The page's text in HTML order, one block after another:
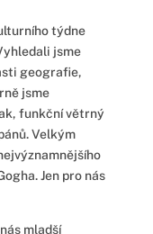
týdne
jsme
geografie,
jsme
funkční větrný
Velkým
Jen pro nás
mladší